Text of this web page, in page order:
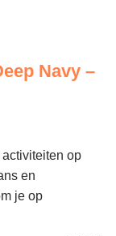
Navy –
op
en
je op